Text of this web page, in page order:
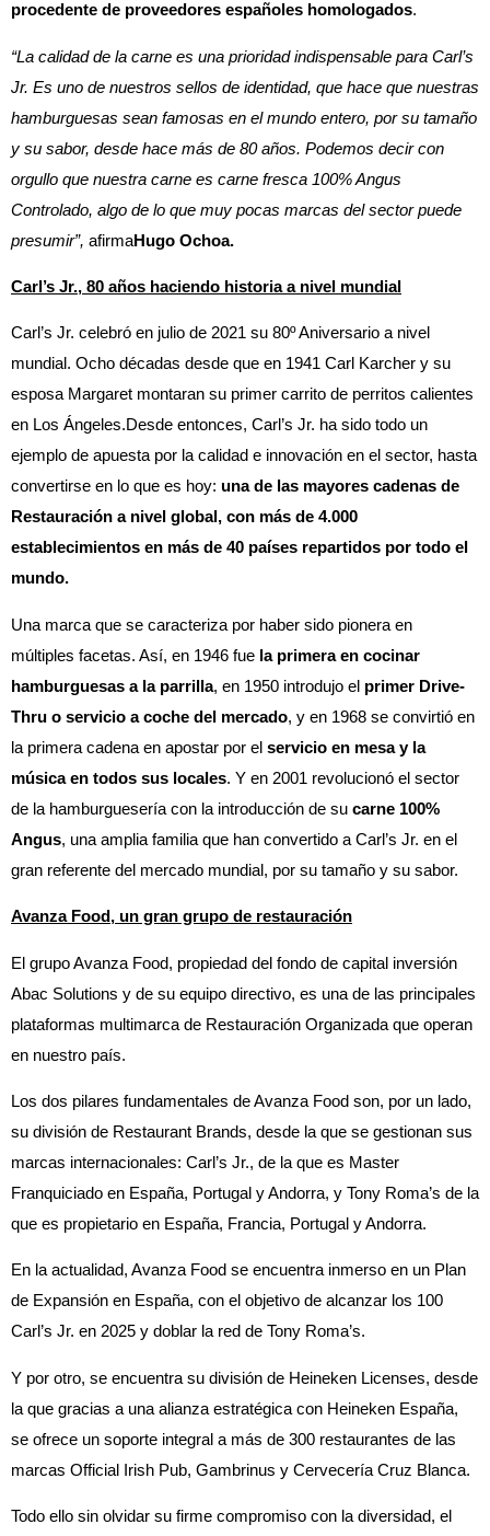
procedente de proveedores españoles homologados.
“La calidad de la carne es una prioridad indispensable para Carl’s
Jr. Es uno de nuestros sellos de identidad, que hace que nuestras
hamburguesas sean famosas en el mundo entero, por su tamaño
y su sabor, desde hace más de 80 años. Podemos decir con
orgullo que nuestra carne es carne fresca 100% Angus
Controlado, algo de lo que muy pocas marcas del sector puede
presumir”, afirmaHugo Ochoa.
Carl’s Jr., 80 años haciendo historia a nivel mundial
Carl’s Jr. celebró en julio de 2021 su 80º Aniversario a nivel
mundial. Ocho décadas desde que en 1941 Carl Karcher y su
esposa Margaret montaran su primer carrito de perritos calientes
en Los Ángeles.Desde entonces, Carl’s Jr. ha sido todo un
ejemplo de apuesta por la calidad e innovación en el sector, hasta
convertirse en lo que es hoy: una de las mayores cadenas de
Restauración a nivel global, con más de 4.000
establecimientos en más de 40 países repartidos por todo el
mundo.
Una marca que se caracteriza por haber sido pionera en
múltiples facetas. Así, en 1946 fue la primera en cocinar
hamburguesas a la parrilla, en 1950 introdujo el primer Drive-
Thru o servicio a coche del mercado, y en 1968 se convirtió en
la primera cadena en apostar por el servicio en mesa y la
música en todos sus locales. Y en 2001 revolucionó el sector
de la hamburguesería con la introducción de su carne 100%
Angus, una amplia familia que han convertido a Carl’s Jr. en el
gran referente del mercado mundial, por su tamaño y su sabor.
Avanza Food, un gran grupo de restauración
El grupo Avanza Food, propiedad del fondo de capital inversión
Abac Solutions y de su equipo directivo, es una de las principales
plataformas multimarca de Restauración Organizada que operan
en nuestro país.
Los dos pilares fundamentales de Avanza Food son, por un lado,
su división de Restaurant Brands, desde la que se gestionan sus
marcas internacionales: Carl’s Jr., de la que es Master
Franquiciado en España, Portugal y Andorra, y Tony Roma’s de la
que es propietario en España, Francia, Portugal y Andorra.
En la actualidad, Avanza Food se encuentra inmerso en un Plan
de Expansión en España, con el objetivo de alcanzar los 100
Carl’s Jr. en 2025 y doblar la red de Tony Roma’s.
Y por otro, se encuentra su división de Heineken Licenses, desde
la que gracias a una alianza estratégica con Heineken España,
se ofrece un soporte integral a más de 300 restaurantes de las
marcas Official Irish Pub, Gambrinus y Cervecería Cruz Blanca.
Todo ello sin olvidar su firme compromiso con la diversidad, el